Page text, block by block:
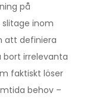
på
inom
att definiera
bort irrelevanta
faktiskt löser
behov –